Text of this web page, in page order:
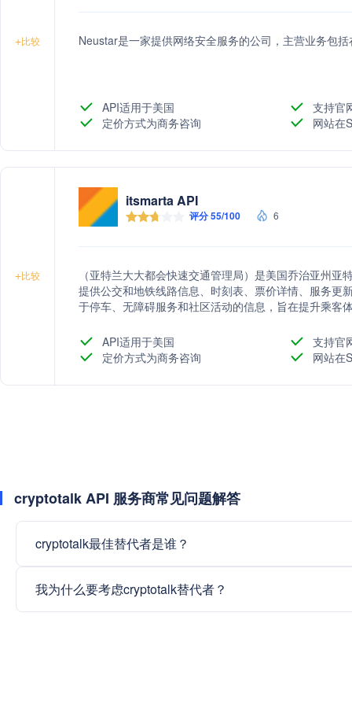
+比较 Neustar是一家提供网络安全服务的公司，主营业务包
API适用于美国
支持官
定价方式为商务咨询
网站在
+比较
itsmarta API
评分 55/100 6
（亚特兰大大都会快速交通管理局）是美国乔治亚州
提供公交和地铁线路信息、时刻表、票价详情、服务更
于停车、无障碍服务和社区活动的信息，旨在提升乘客
API适用于美国
支持官
定价方式为商务咨询
网站在
cryptotalk API 服务商常见问题解答
cryptotalk最佳替代者是谁？
我为什么要考虑cryptotalk替代者？